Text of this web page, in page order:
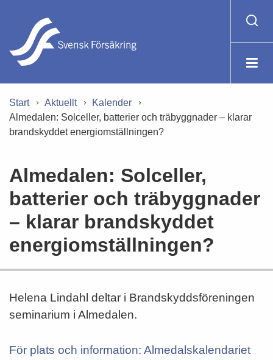
Start Aktuellt
Kalender
Almedalen: Solceller, batterier och träbyggnader – klarar
brandskyddet energiomställningen?
Almedalen: Solceller,
batterier och träbyggnader
– klarar brandskyddet
energiomställningen?
Helena Lindahl deltar i Brandskyddsföreningen
seminarium i Almedalen.
För plats och information: Almedalskalendariet